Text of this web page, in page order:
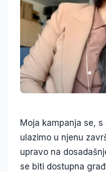
Moja kampanja se,
ulazimo u njenu
upravo na
se biti dostupna